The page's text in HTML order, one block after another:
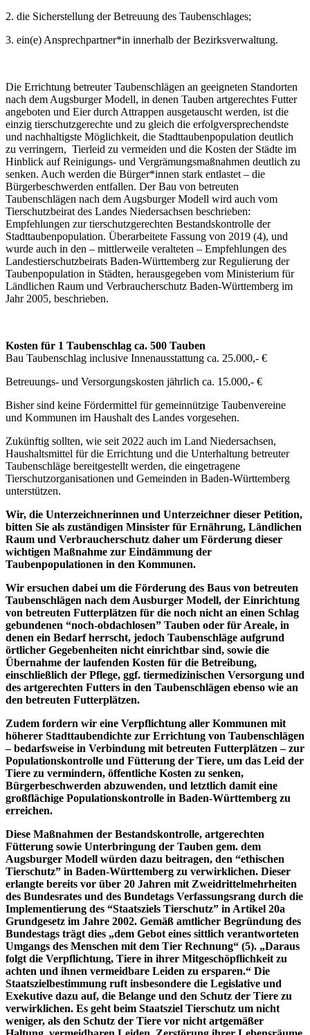
2. die Sicherstellung der Betreuung des Taubenschlages;
3. ein(e) Ansprechpartner*in innerhalb der Bezirksverwaltung.
Die Errichtung betreuter Taubenschlägen an geeigneten Standorten
nach dem Augsburger Modell, in denen Tauben artgerechtes Futter
angeboten und Eier durch Attrappen ausgetauscht werden, ist die
einzig tierschutzgerechte und zu gleich die erfolgversprechendste
und nachhaltigste Möglichkeit, die Stadttaubenpopulation deutlich
zu verringern, Tierleid zu vermeiden und die Kosten der Städte im
Hinblick auf Reinigungs- und Vergrämungsmaßnahmen deutlich zu
senken. Auch werden die Bürger*innen stark entlastet – die
Bürgerbeschwerden entfallen. Der Bau von betreuten
Taubenschlägen nach dem Augsburger Modell wird auch vom
Tierschutzbeirat des Landes Niedersachsen beschrieben:
Empfehlungen zur tierschutzgerechten Bestandskontrolle der
Stadttaubenpopulation. Überarbeitete Fassung von 2019 (4), und
wurde auch in den – mittlerweile veralteten – Empfehlungen des
Landestierschutzbeirats Baden-Württemberg zur Regulierung der
Taubenpopulation in Städten, herausgegeben vom Ministerium für
Ländlichen Raum und Verbraucherschutz Baden-Württemberg im
Jahr 2005, beschrieben.
Kosten für 1 Taubenschlag ca. 500 Tauben
Bau Taubenschlag inclusive Innenausstattung ca. 25.000,- €
Betreuungs- und Versorgungskosten jährlich ca. 15.000,- €
Bisher sind keine Fördermittel für gemeinnützige Taubenvereine
und Kommunen im Haushalt des Landes vorgesehen.
Zukünftig sollten, wie seit 2022 auch im Land Niedersachsen,
Haushaltsmittel für die Errichtung und die Unterhaltung betreuter
Taubenschläge bereitgestellt werden, die eingetragene
Tierschutzorganisationen und Gemeinden in Baden-Württemberg
unterstützen.
Wir, die Unterzeichnerinnen und Unterzeichner dieser Petition,
bitten Sie als zuständigen Minsister für Ernährung, Ländlichen
Raum und Verbraucherschutz daher um Förderung dieser
wichtigen Maßnahme zur Eindämmung der
Taubenpopulationen in den Kommunen.
Wir ersuchen dabei um die Förderung des Baus von betreuten
Taubenschlägen nach dem Ausburger Modell, der Einrichtung
von betreuten Futterplätzen für die noch nicht an einen Schlag
gebundenen “noch-obdachlosen” Tauben oder für Areale, in
denen ein Bedarf herrscht, jedoch Taubenschläge aufgrund
örtlicher Gegebenheiten nicht einrichtbar sind, sowie die
Übernahme der laufenden Kosten für die Betreibung,
einschließlich der Pflege, ggf. tiermedizinischen Versorgung und
des artgerechten Futters in den Taubenschlägen ebenso wie an
den betreuten Futterplätzen.
Zudem fordern wir eine Verpflichtung aller Kommunen mit
höherer Stadttaubendichte zur Errichtung von Taubenschlägen
– bedarfsweise in Verbindung mit betreuten Futterplätzen – zur
Populationskontrolle und Fütterung der Tiere, um das Leid der
Tiere zu vermindern, öffentliche Kosten zu senken,
Bürgerbeschwerden abzuwenden, und letztlich damit eine
großflächige Populationskontrolle in Baden-Württemberg zu
erreichen.
Diese Maßnahmen der Bestandskontrolle, artgerechten
Fütterung sowie Unterbringung der Tauben gem. dem
Augsburger Modell würden dazu beitragen, den “ethischen
Tierschutz” in Baden-Württemberg zu verwirklichen. Dieser
erlangte bereits vor über 20 Jahren mit Zweidrittelmehrheiten
des Bundesrates und des Bundetags Verfassungsrang durch die
Implementierung des “Staatsziels Tierschutz” in Artikel 20a
Grundgesetz im Jahre 2002. Gemäß amtlicher Begründung des
Bundestags trägt dies „dem Gebot eines sittlich verantworteten
Umgangs des Menschen mit dem Tier Rechnung“ (5). „Daraus
folgt die Verpflichtung, Tiere in ihrer Mitgeschöpflichkeit zu
achten und ihnen vermeidbare Leiden zu ersparen.“ Die
Staatszielbestimmung ruft insbesondere die Legislative und
Exekutive dazu auf, die Belange und den Schutz der Tiere zu
verwirklichen. Es geht beim Staatsziel Tierschutz um nicht
weniger, als den Schutz der Tiere vor nicht artgemäßer